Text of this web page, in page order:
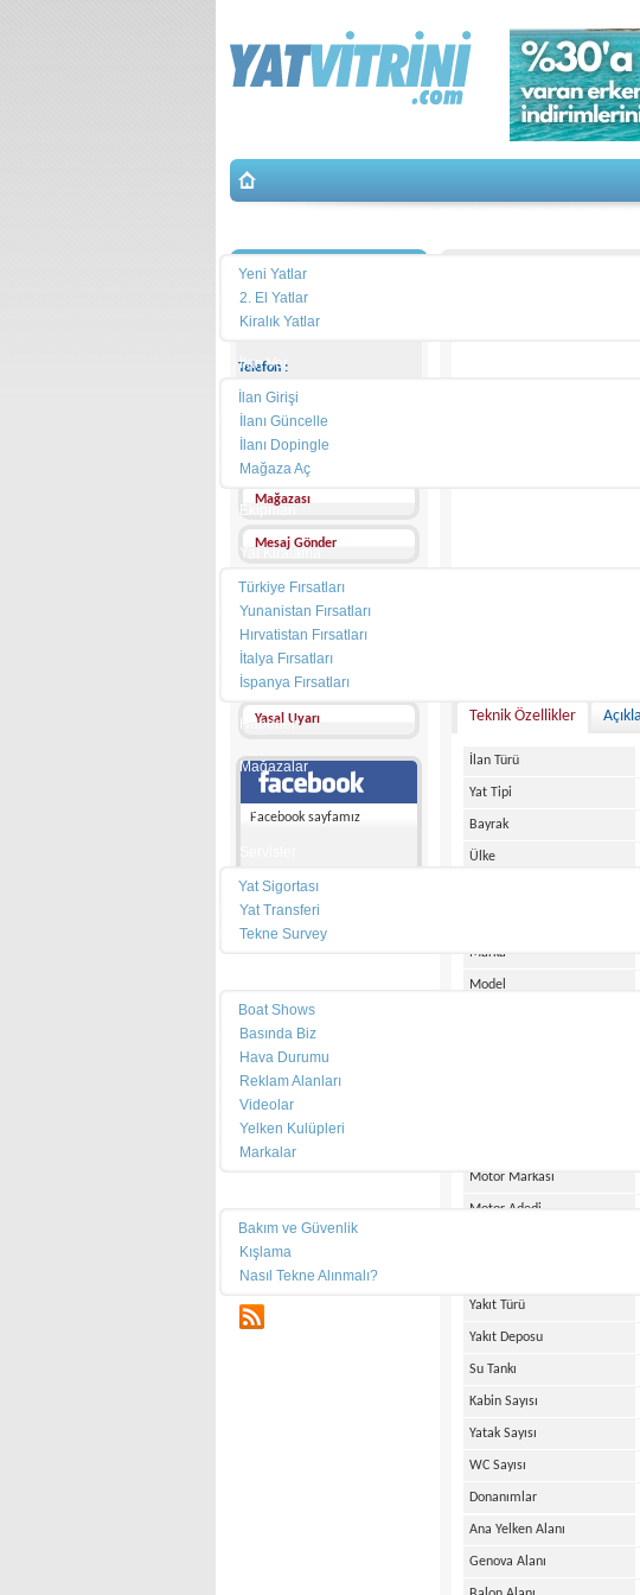
Yeni Yatlar
2. El Yatlar
Kiralık Yatlar
İlan Ver
İlan Girişi
İlanı Güncelle
İlanı Dopingle
Mağaza Aç
Ekipman
Yat Kiralama
Türkiye Fırsatları
Yunanistan Fırsatları
Hırvatistan Fırsatları
İtalya Fırsatları
İspanya Fırsatları
Haberler
Mağazalar
Marinalar
Yat Sigortası
Yat Transferi
Tekne Survey
Boat Shows
Basında Biz
Hava Durumu
Reklam Alanları
Videolar
Yelken Kulüpleri
Markalar
Bakım ve Güvenlik
Kışlama
Nasıl Tekne Alınmalı?
İletişim
Telefon :
Cep
Telefonu :
Adres :
Mağazası
Mesaj Gönder
Diğer İlanları
Favorilerime ekle
Arkadaşıma gönder
Yasal Uyarı
Facebook sayfamız
Teknik Özellikler
İlan Türü
Yat Tipi
Bayrak
Ülke
Marka
Model
Motor Markası
Motor Adedi
Yakıt Türü
Yakıt Deposu
Su Tankı
Kabin Sayısı
Yatak Sayısı
WC Sayısı
Donanımlar
Ana Yelken Alanı
Genova Alanı